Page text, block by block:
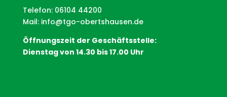
Telefon: 06104 44200
Mail: info@tgo-obertshausen.de
Öffnungszeit der Geschäftsstelle:
Dienstag von 14.30 bis 17.00 Uhr